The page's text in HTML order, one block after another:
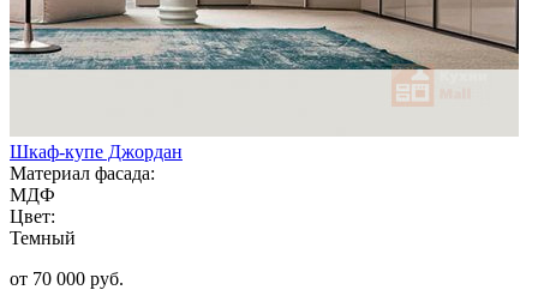
Шкаф-купе Джордан
Материал фасада:
МДФ
Цвет:
Темный
от 70 000 руб.